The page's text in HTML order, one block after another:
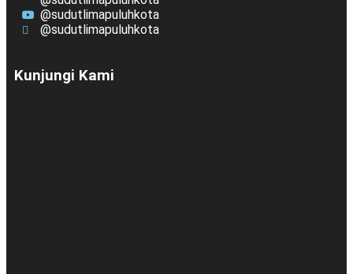
@sudutlimapuluhkota
@sudutlimapuluhkota
Kunjungi Kami